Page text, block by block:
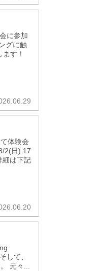
に参加
グに触
す！
体験会
2(日) 17
細は下記
して、
元々...